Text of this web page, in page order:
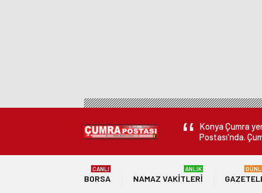
Konya Çumra
Postası'nda.
BORSA
CANLI
NAMAZ VAKITLERI
ANLIK